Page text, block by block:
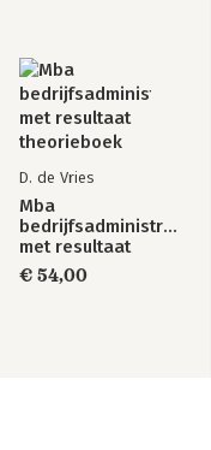
D. de Vries
Mba
bedrijfsadministratie
met resultaat
theorieboek
€ 54,00